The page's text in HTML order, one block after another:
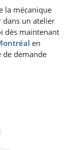
la mécanique
un atelier
dès maintenant
en
demande